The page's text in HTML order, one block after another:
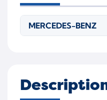
MERCEDES-BENZ